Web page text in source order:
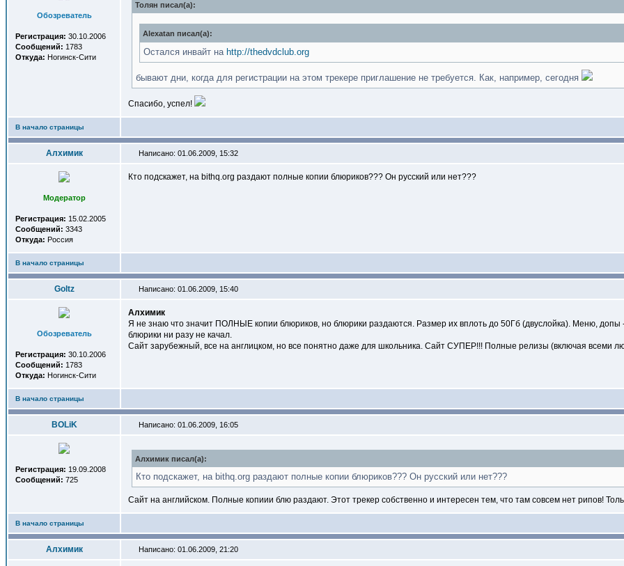
Обозреватель
Регистрация: 30.10.2006
Сообщений: 1783
Откуда: Ногинск-Сити
Толян писал(a):
Alexatan писал(a):
Остался инвайт на http://thedvdclub.org
бывают дни, когда для регистрации на этом трекере приглашение не требуется. Как, например, сегодня
Спасибо, успел!
В начало страницы
Алхимик Написано: 01.06.2009, 15:32
Модератор
Регистрация: 15.02.2005
Сообщений: 3343
Откуда: Россия
Кто подскажет, на bithq.org раздают полные копии блюриков??? Он русский или нет???
В начало страницы
Goltz Написано: 01.06.2009, 15:40
Обозреватель
Регистрация: 30.10.2006
Сообщений: 1783
Откуда: Ногинск-Сити
Алхимик
Я не знаю что значит ПОЛНЫЕ копии блюриков, но блюрики раздаются. Размер их вплоть до 50Гб (двуслойка). Меню, допы -
блюрики ни разу не качал.
Сайт зарубежный, все на англицком, но все понятно даже для школьника. Сайт СУПЕР!!! Полные релизы (включая всеми
В начало страницы
BOLiK Написано: 01.06.2009, 16:05
Регистрация: 19.09.2008
Сообщений: 725
Алхимик писал(a):
Кто подскажет, на bithq.org раздают полные копии блюриков??? Он русский или нет???
Сайт на английском. Полные копиии блю раздают. Этот трекер собственно и интересен тем, что там совсем нет рипов!
В начало страницы
Алхимик Написано: 01.06.2009, 21:20